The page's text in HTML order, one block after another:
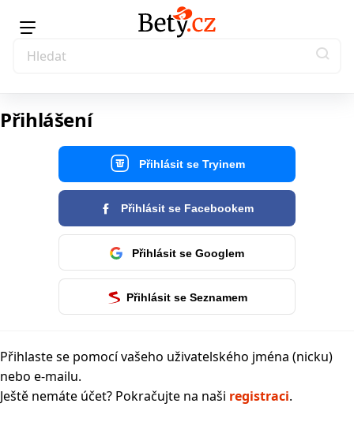
Přihlášení
Přihlásit se Tryinem
Přihlásit se Facebookem
Přihlásit se Googlem
Přihlásit se Seznamem
Přihlaste se pomocí vašeho uživatelského jména (nicku)
nebo e-mailu.
Ještě nemáte účet? Pokračujte na naši registraci.